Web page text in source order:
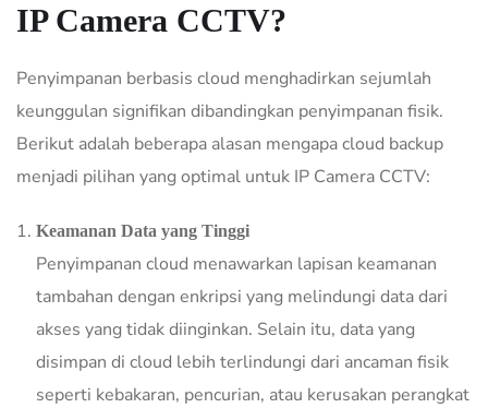
IP Camera CCTV?
Penyimpanan berbasis cloud menghadirkan sejumlah
keunggulan signifikan dibandingkan penyimpanan fisik.
Berikut adalah beberapa alasan mengapa cloud backup
menjadi pilihan yang optimal untuk IP Camera CCTV:
Keamanan Data yang Tinggi
Penyimpanan cloud menawarkan lapisan keamanan
tambahan dengan enkripsi yang melindungi data dari
akses yang tidak diinginkan. Selain itu, data yang
disimpan di cloud lebih terlindungi dari ancaman fisik
seperti kebakaran, pencurian, atau kerusakan perangkat